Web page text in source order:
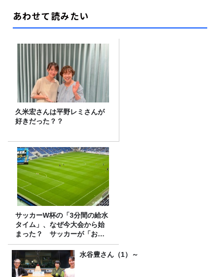
あわせて読みたい
久米宏さんは平野レミさんが
好きだった？？
サッカーW杯の「3分間の給水
タイム」、なぜ今大会から始
まった？ サッカーが「お
金」に変わる仕組み
水谷豊さん（1）～